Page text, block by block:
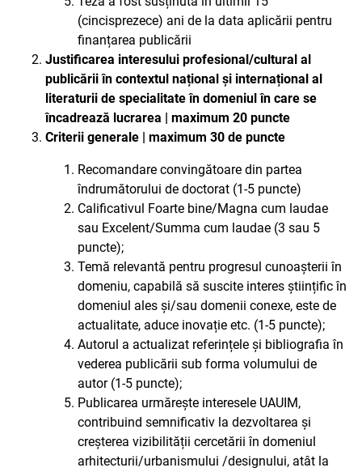
(cincisprezece) ani de la data aplicării pentru
finanțarea publicării
Justificarea interesului profesional/cultural al
publicării în contextul național și internațional al
literaturii de specialitate în domeniul în care se
încadrează lucrarea | maximum 20 puncte
Criterii generale | maximum 30 de puncte
Recomandare convingătoare din partea
îndrumătorului de doctorat (1-5 puncte)
Calificativul Foarte bine/Magna cum laudae
sau Excelent/Summa cum laudae (3 sau 5
puncte);
Temă relevantă pentru progresul cunoașterii în
domeniu, capabilă să suscite interes științific în
domeniul ales și/sau domenii conexe, este de
actualitate, aduce inovație etc. (1-5 puncte);
Autorul a actualizat referințele și bibliografia în
vederea publicării sub forma volumului de
autor (1-5 puncte);
Publicarea urmărește interesele UAUIM,
contribuind semnificativ la dezvoltarea și
creșterea vizibilității cercetării în domeniul
arhitecturii/urbanismului /designului, atât la